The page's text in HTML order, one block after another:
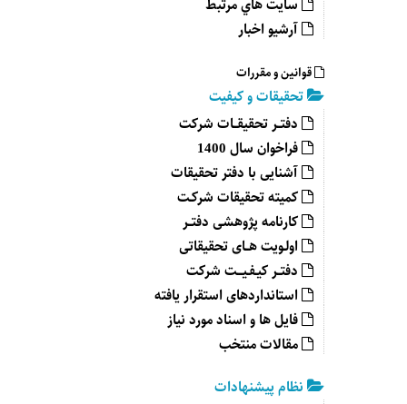
سايت هاي مرتبط
آرشیو اخبار
قوانین و مقررات
تحقیقات و کیفیت
دفتــر تحقیقــات شرکت
فراخوان سال 1400
آشنایی با دفتر تحقیقات
کمیته تحقیقات شرکـت
کارنامه پژوهشی دفتــر
اولـویت هــای تحقیقاتی
دفتــر کیـفـیـــت شرکت
استانداردهای استقرار یافته
فایل ها و اسناد مورد نیاز
مقالات منتخب
نظام پیشنهادات